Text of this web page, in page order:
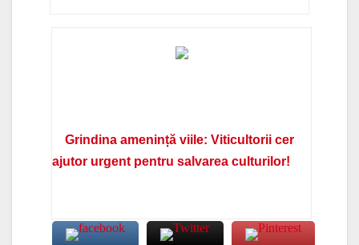
Grindina amenință viile: Viticultorii cer
ajutor urgent pentru salvarea culturilor!